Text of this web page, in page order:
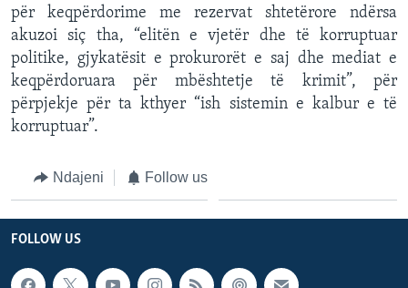
për keqpërdorime me rezervat shtetërore ndërsa
akuzoi siç tha, “elitën e vjetër dhe të korruptuar
politike, gjykatësit e prokurorët e saj dhe mediat e
keqpërdoruara për mbështetje të krimit”, për
përpjekje për ta kthyer “ish sistemin e kalbur e të
korruptuar”.
Ndajeni Follow us
FOLLOW US